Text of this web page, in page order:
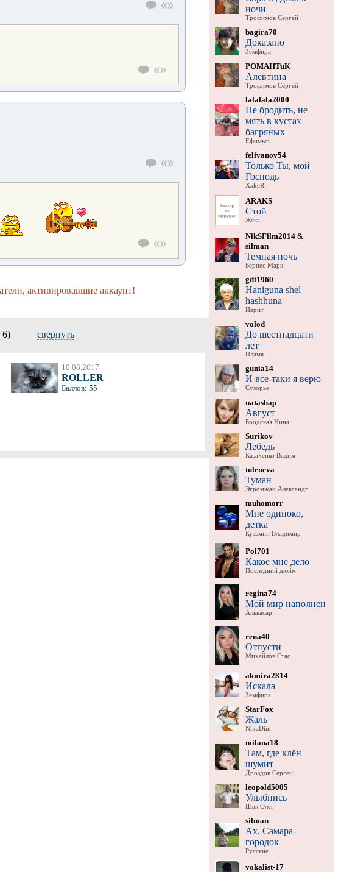
активировавшие аккаунт!
6) свернуть
10.08.2017
ROLLER
Баллов: 55
ночи
Трофимов Сергей
bagira70
Доказано
Земфира
POMAHTuK
Алевтина
Трофимов Сергей
lalalala2000
Не бродить, не
мять в кустах
багряных
Ефимыч
felivanov54
Только Ты, мой
Господь
XakeR
ARAKS
Стой
Жека
NikSFilm2014&
silman
Темная ночь
Бернес Марк
gdi1960
Haniguna shel
hashhuna
Иврит
volod
До шестнадцати
лет
Пламя
gunia14
И все-таки я верю
Сузорье
natashap
Август
Бродская Нина
Surikov
Лебедь
Казаченко Вадим
tuleneva
Туман
Эгромжан Александр
muhomorr
Мне одиноко,
детка
Кузьмин Владимир
Pol701
Какое мне дело
Последний дюйм
regina74
Мой мир наполнен
Алькасар
rena40
Отпусти
Михайлов Стас
akmira2814
Искала
Земфира
StarFox
Жаль
NikaDim
milana18
Там, где клён
шумит
Дроздов Сергей
leopold5005
Улыбнись
Шак Олег
silman
Ах, Самара-
городок
Русские
vokalist-17